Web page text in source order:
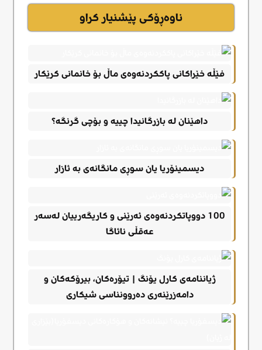
ناوەڕۆکی پێشنیار کراو
فێڵە خێراکانی پاککردنەوەی ماڵ بۆ خانمانی کرێکار
داهێنان لە بازرگانیدا چییە و بۆچی گرنگە؟
دیسمینۆریا یان سوڕی مانگانەی بە ئازار
100 دووپاتکردنەوەی ئەرێنی و کاریگەرییان لەسەر
عەقڵی نائاگا
ژیاننامەی کارل یۆنگ | تیۆرەکان، بیرۆکەکان و
دامەزرێنەری دەروونناسی شیکاری